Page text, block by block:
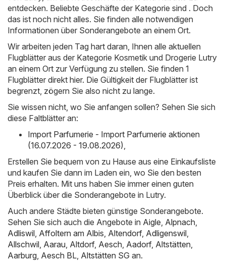
entdecken. Beliebte Geschäfte der Kategorie sind . Doch
das ist noch nicht alles. Sie finden alle notwendigen
Informationen über Sonderangebote an einem Ort.
Wir arbeiten jeden Tag hart daran, Ihnen alle aktuellen
Flugblätter aus der Kategorie Kosmetik und Drogerie Lutry
an einem Ort zur Verfügung zu stellen. Sie finden 1
Flugblätter direkt hier. Die Gültigkeit der Flugblätter ist
begrenzt, zögern Sie also nicht zu lange.
Sie wissen nicht, wo Sie anfangen sollen? Sehen Sie sich
diese Faltblätter an:
Import Parfumerie - Import Parfumerie aktionen
(16.07.2026 - 19.08.2026),
Erstellen Sie bequem von zu Hause aus eine Einkaufsliste
und kaufen Sie dann im Laden ein, wo Sie den besten
Preis erhalten. Mit uns haben Sie immer einen guten
Überblick über die Sonderangebote in Lutry.
Auch andere Städte bieten günstige Sonderangebote.
Sehen Sie sich auch die Angebote in Aigle, Alpnach,
Adliswil, Affoltern am Albis, Altendorf, Adligenswil,
Allschwil, Aarau, Altdorf, Aesch, Aadorf, Altstätten,
Aarburg, Aesch BL, Altstätten SG an.